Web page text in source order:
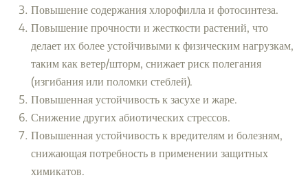
Повышение содержания хлорофилла и фотосинтеза.
Повышение прочности и жесткости растений, что
делает их более устойчивыми к физическим нагрузкам,
таким как ветер/шторм, снижает риск полегания
(изгибания или поломки стеблей).
Повышенная устойчивость к засухе и жаре.
Снижение других абиотических стрессов.
Повышенная устойчивость к вредителям и болезням,
снижающая потребность в применении защитных
химикатов.